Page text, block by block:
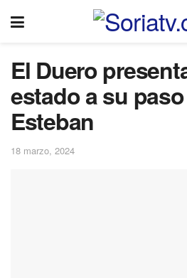
El Duero
estado a su
Esteban
18 marzo, 2024